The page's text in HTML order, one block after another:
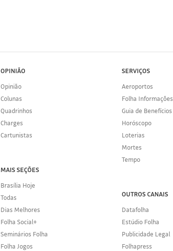
OPINIÃO
Opinião
Colunas
Quadrinhos
Charges
Cartunistas
MAIS SEÇÕES
Brasília Hoje
Todas
Dias Melhores
Folha Social+
Seminários Folha
Folha Jogos
SERVIÇOS
Aeroportos
Folha Informações
Guia de Benefícios
Horóscopo
Loterias
Mortes
Tempo
OUTROS CANAIS
Datafolha
Estúdio Folha
Publicidade Legal
Folhapress